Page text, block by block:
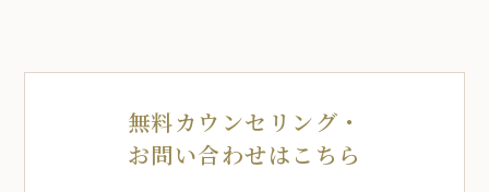
無料カウンセリング・
お問い合わせはこちら